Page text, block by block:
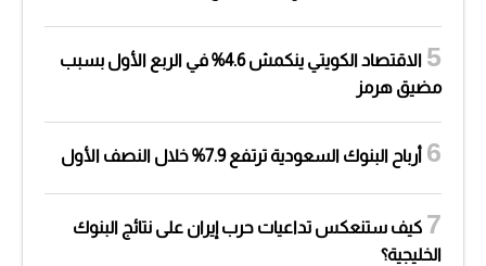
الاقتصاد الكويتي ينكمش 4.6% في الربع الأول بسبب
مضيق هرمز
أرباح البنوك السعودية ترتفع 7.9% خلال النصف الأول
كيف ستنعكس تداعيات حرب إيران على نتائج البنوك
الخليجية؟